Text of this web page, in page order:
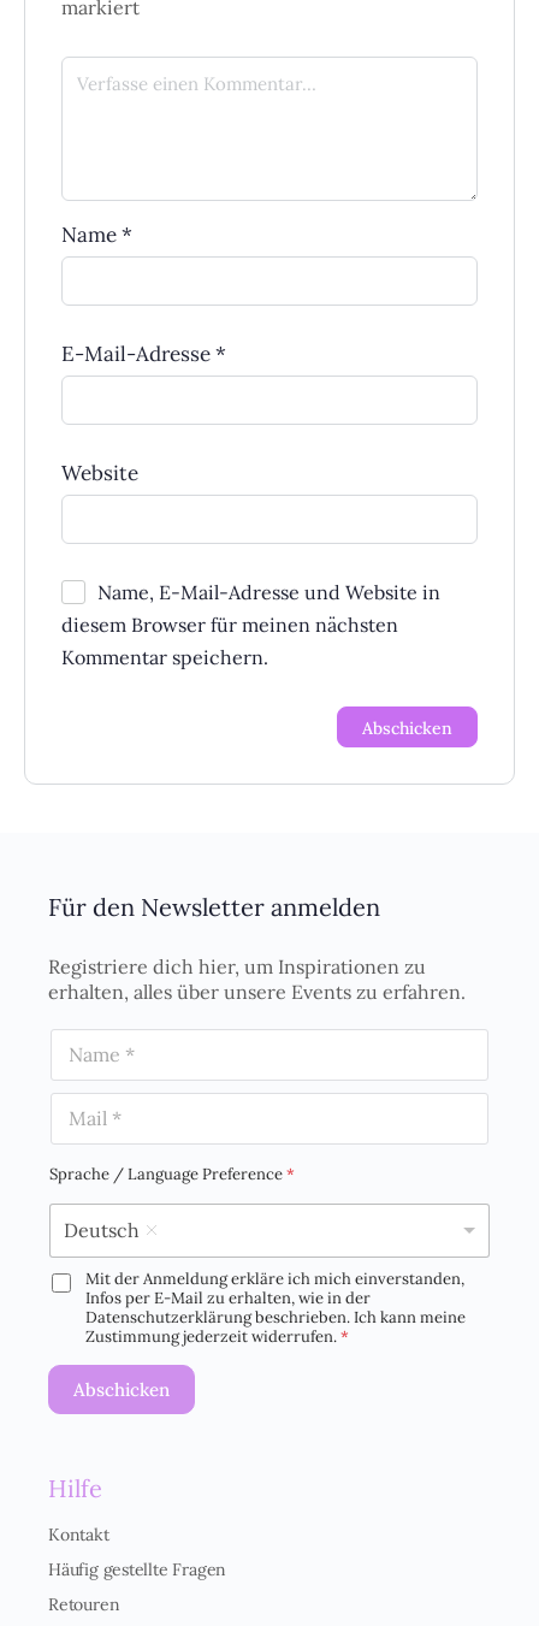
markiert
Name*
E-Mail-Adresse*
Website
Name, E-Mail-Adresse und Website in
diesem Browser für meinen nächsten
Kommentar speichern.
Für den Newsletter anmelden
Registriere dich hier, um Inspirationen zu
erhalten, alles über unsere Events zu erfahren.
m
a
iSprache / Language Preference*
Deutsch
D
O
E
v
r
t
ä
Mit der Anmeldung erkläre ich mich einverstanden,
Infos per E-Mail zu erhalten, wie in der
Datenschutzerklärung beschrieben. Ich kann meine
Zustimmung jederzeit widerrufen.*
Abschicken
Hilfe
Kontakt
Häufig gestellte Fragen
Retouren